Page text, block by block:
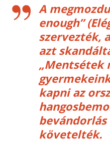
A
enough”
szervezték,
azt
„Mentsétek
kapni az
követelték.